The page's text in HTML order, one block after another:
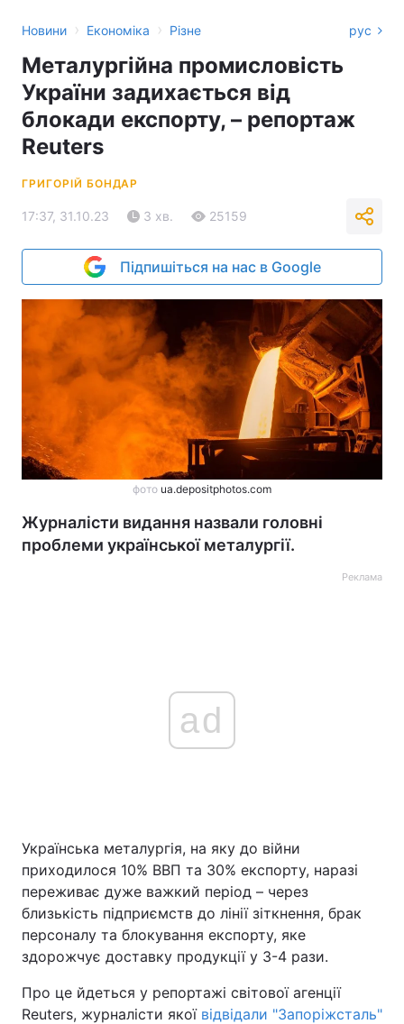
Новини › Економіка › Різне рус
Металургійна промисловість
України задихається від
блокади експорту, – репортаж
Reuters
ГРИГОРІЙ БОНДАР
17:37, 31.10.23 3 хв. 25159
Підпишіться на нас в Google
фото ua.depositphotos.com
Журналісти видання назвали головні
проблеми української металургії.
Реклама
ad
Українська металургія, на яку до війни
приходилося 10% ВВП та 30% експорту, наразі
переживає дуже важкий період – через
близькість підприємств до лінії зіткнення, брак
персоналу та блокування експорту, яке
здорожчує доставку продукції у 3-4 рази.
Про це йдеться у репортажі світової агенції
Reuters, журналісти якої відвідали "Запоріжсталь"